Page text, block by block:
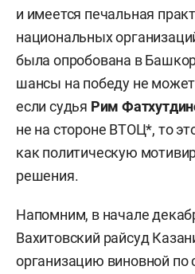
и имеется печальная
национальных
была опробована в
шансы на победу не
если судья Рим
не на стороне ВТОЦ*, то
как политическую
решения.
Напомним, в начале
Вахитовский райсуд
организацию виновной по